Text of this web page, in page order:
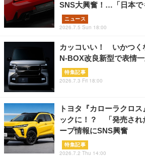
SNS大興奮！…「日本で
ニュース
2026.7.5 Sun 18:00
カッコいい！ いかつく
N-BOX改良新型で表情
特集記事
2026.7.3 Fri 18:00
トヨタ『カローラクロ
ックに！？ 「発売され
ープ情報にSNS興奮
特集記事
2026.7.2 Thu 14:00